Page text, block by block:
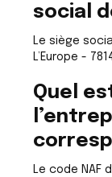
social
Le siège
L’Europe -
Quel
Le code NAF